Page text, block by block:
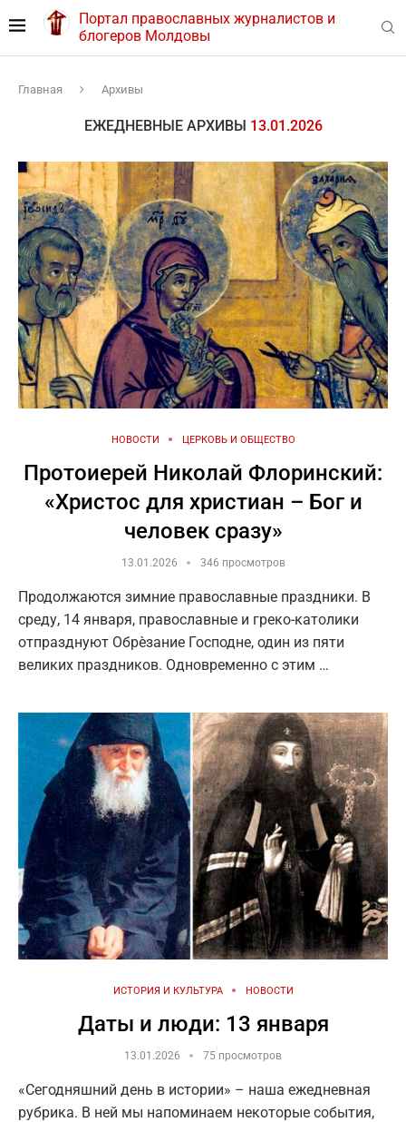
Портал православных журналистов и
блогеров Молдовы
Главная Архивы
ЕЖЕДНЕВНЫЕ АРХИВЫ 13.01.2026
НОВОСТИ ЦЕРКОВЬ И ОБЩЕСТВО
Протоиерей Николай Флоринский:
«Христос для христиан – Бог и
человек сразу»
13.01.2026 346 просмотров
Продолжаются зимние православные праздники. В
среду, 14 января, православные и греко-католики
отпразднуют Обрѐзание Господне, один из пяти
великих праздников. Одновременно с этим …
ИСТОРИЯ И КУЛЬТУРА НОВОСТИ
Даты и люди: 13 января
13.01.2026 75 просмотров
«Сегодняшний день в истории» – наша ежедневная
рубрика. В ней мы напоминаем некоторые события,